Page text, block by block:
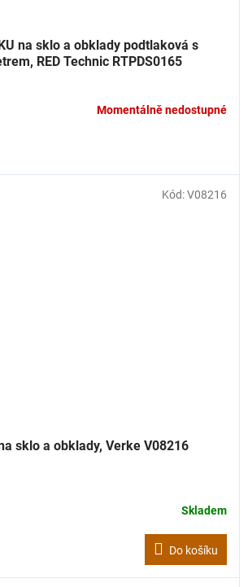
na sklo a obklady podtlaková s
RED Technic RTPDS0165
Momentálně nedostupné
sklo a obklady, Verke V08216
Skladem
Do košíku
Kód:V08216